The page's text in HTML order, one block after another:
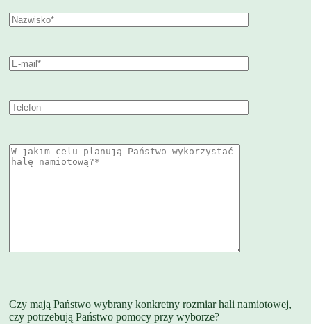
Czy mają Państwo wybrany konkretny rozmiar hali namiotowej,
czy potrzebują Państwo pomocy przy wyborze?